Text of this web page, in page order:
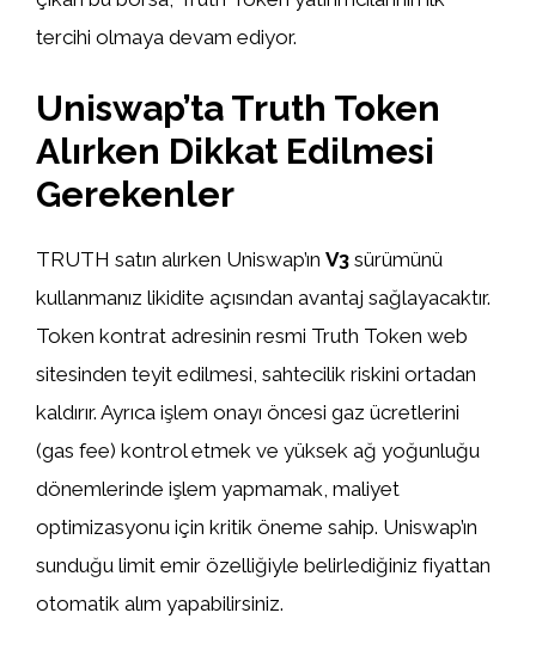
tercihi olmaya devam ediyor.
Uniswap’ta Truth Token
Alırken Dikkat Edilmesi
Gerekenler
TRUTH satın alırken Uniswap’ın V3 sürümünü
kullanmanız likidite açısından avantaj sağlayacaktır.
Token kontrat adresinin resmi Truth Token web
sitesinden teyit edilmesi, sahtecilik riskini ortadan
kaldırır. Ayrıca işlem onayı öncesi gaz ücretlerini
(gas fee) kontrol etmek ve yüksek ağ yoğunluğu
dönemlerinde işlem yapmamak, maliyet
optimizasyonu için kritik öneme sahip. Uniswap’ın
sunduğu limit emir özelliğiyle belirlediğiniz fiyattan
otomatik alım yapabilirsiniz.